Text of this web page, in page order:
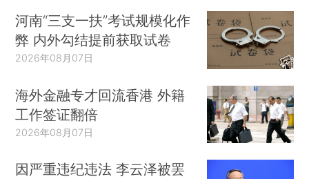
河南“三支一扶”考试规模化作
弊 内外勾结提前获取试卷
2026年08月07日
海外金融专才回流香港 外籍
工作签证翻倍
2026年08月07日
因严重违纪违法 李云泽被罢